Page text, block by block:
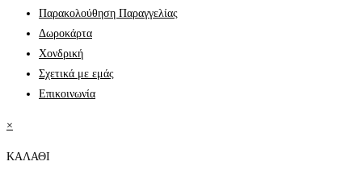
Παρακολούθηση Παραγγελίας
Δωροκάρτα
Χονδρική
Σχετικά με εμάς
Επικοινωνία
×
ΚΑΛΑΘΙ